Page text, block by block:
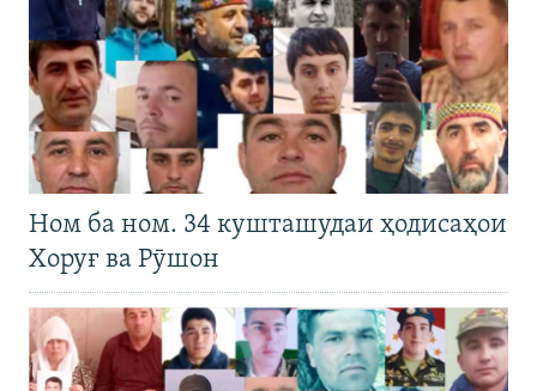
Ном ба ном. 34 кушташудаи ҳодисаҳои
Хоруғ ва Рӯшон